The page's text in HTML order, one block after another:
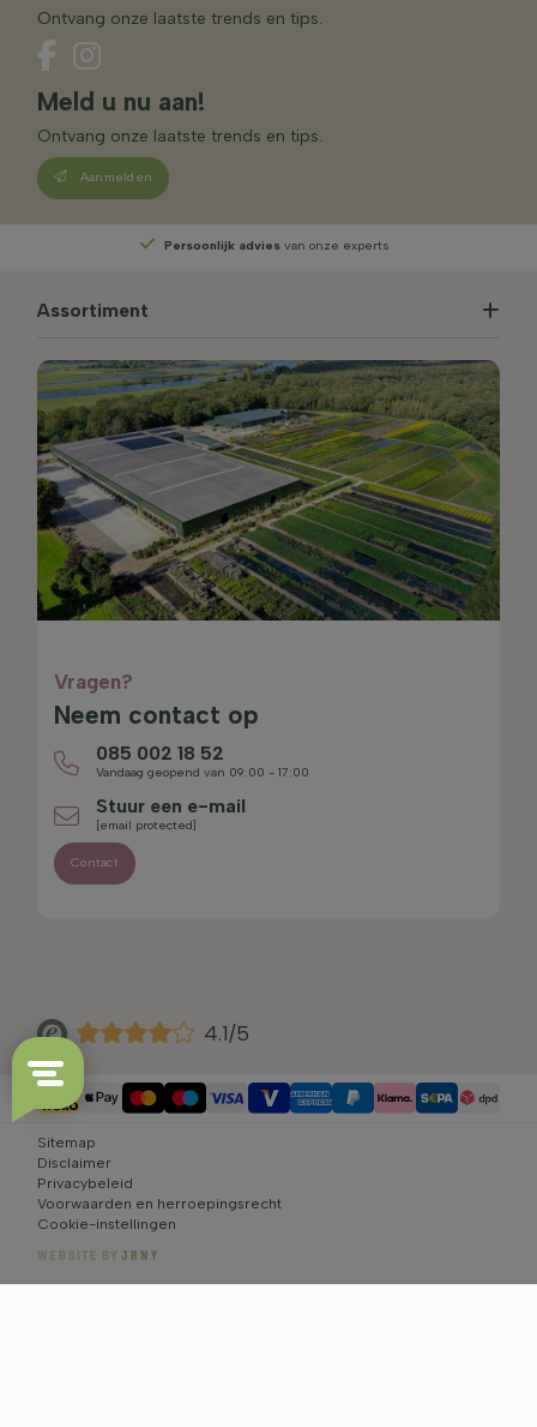
Ontvang onze laatste trends en tips.
Meld u nu aan!
Ontvang onze laatste trends en tips.
Aanmelden
Persoonlijk advies van onze experts
Assortiment
Vragen?
Neem contact op
085 002 18 52
Vandaag geopend van 09:00 - 17:00
Stuur een e-mail
[email protected]
Contact
4.1/5
Sitemap
Disclaimer
Privacybeleid
Voorwaarden en herroepingsrecht
Cookie-instellingen